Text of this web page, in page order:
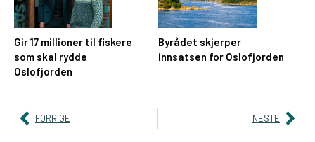
Gir 17 millioner til fiskere
som skal rydde
Oslofjorden
Byrådet skjerper
innsatsen for Oslofjorden
FORRIGE NESTE